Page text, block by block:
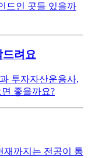
드인 곳들 있을까
드려요
투자자산운용사,
좋을까요?
재까지는 전공이 통